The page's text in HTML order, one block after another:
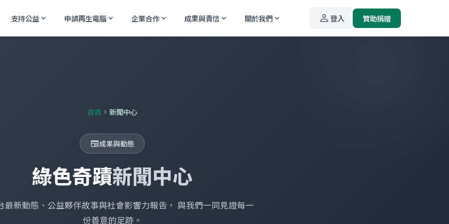
支持公益expand_more 申請再生電腦expand_more 企業合作expand_more 成果與責信expand_more 關於我們expand_more person_outline登入 贊助捐贈
首頁 chevron_right 新聞中心
newspaper成果與動態
綠色奇蹟新聞中心
最新動態、公益夥伴故事與社會影響力報告， 與我們一同見證每一
份善意的足跡。